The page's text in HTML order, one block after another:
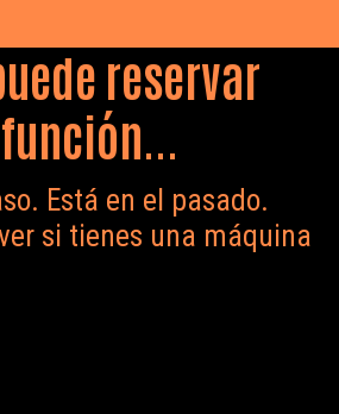
reservar
Está en el pasado.
si tienes una máquina